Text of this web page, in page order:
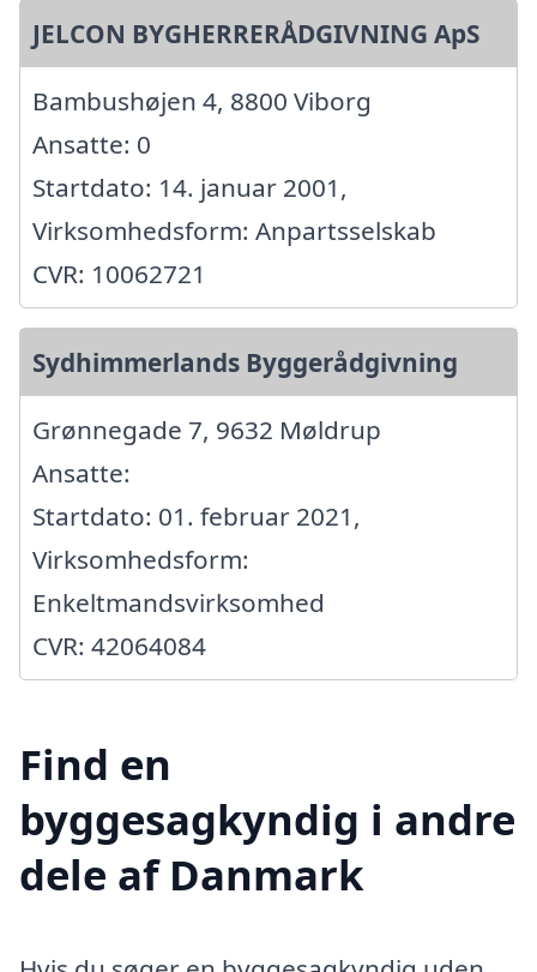
JELCON BYGHERRERÅDGIVNING ApS
Bambushøjen 4, 8800 Viborg
Ansatte: 0
Startdato: 14. januar 2001,
Virksomhedsform: Anpartsselskab
CVR: 10062721
Sydhimmerlands Byggerådgivning
Grønnegade 7, 9632 Møldrup
Ansatte:
Startdato: 01. februar 2021,
Virksomhedsform:
Enkeltmandsvirksomhed
CVR: 42064084
Find en
byggesagkyndig i andre
dele af Danmark